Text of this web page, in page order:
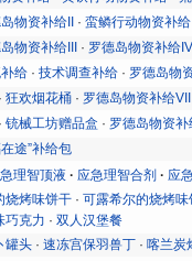
物资补给II ·蛮鳞行动物资补给
物资补给III · 罗德岛物资补给IV
给 ·技术调查补给 · 罗德岛物
·狂欢烟花桶 · 罗德岛物资补给VII
·铳械工坊赠品盒 · 罗德岛物资补
途”补给包
理智顶液 应急理智合剂 应
烧烤味饼干 ·可露希尔的烧烤味
巧克力 ·双人汉堡餐
罐头 ·速冻宫保羽兽丁 ·喀兰炭